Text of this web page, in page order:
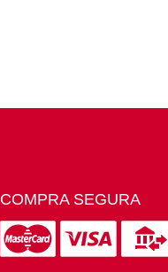
COMPRA SEGURA